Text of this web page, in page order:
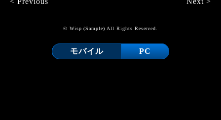
© Wisp (Sample) All Rights Reserved.
モバイル PC